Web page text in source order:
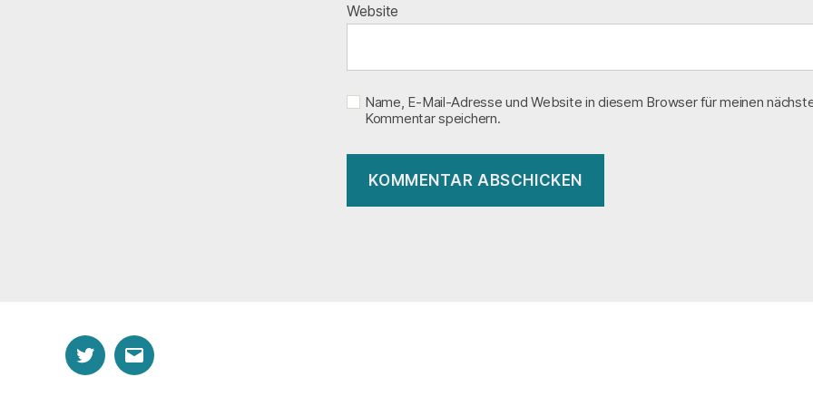
Website
Name, E-Mail-Adresse und Website in diesem Browser für meinen
Kommentar speichern.
TwitterE-